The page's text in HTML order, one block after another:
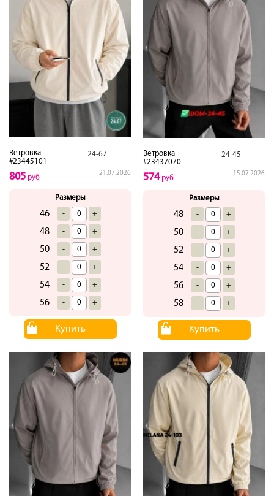
Ветровка
#23445101
24-67
21.07.2026
805 руб
Размеры
46 - +
48 - +
50 - +
52 - +
54 - +
56 - +
Купить
Ветровка
#23437070
24-45
15.07.2026
574руб
Размеры
48 - +
50 - +
52 - +
54 - +
56 - +
58 - +
Купить